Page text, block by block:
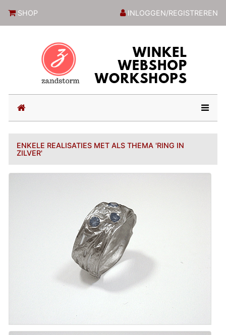
SHOP INLOGGEN/REGISTREREN
(current)
ENKELE REALISATIES MET ALS THEMA 'RING IN
ZILVER'